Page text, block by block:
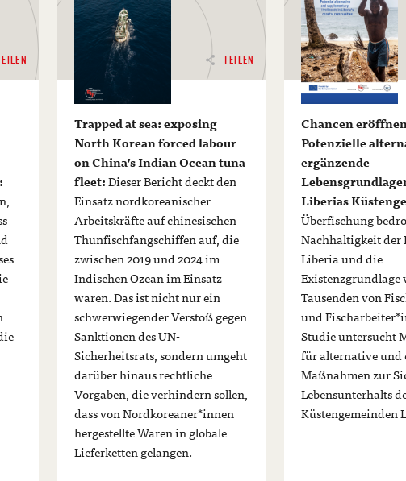
TEILEN
Trapped at sea: exposing
North Korean forced labour
on China’s Indian Ocean tuna
fleet:Dieser Bericht deckt den
Einsatz nordkoreanischer
Arbeitskräfte auf chinesischen
Thunfischfangschiffen auf, die
zwischen 2019 und 2024 im
Indischen Ozean im Einsatz
waren. Das ist nicht nur ein
schwerwiegender Verstoß gegen
Sanktionen des UN-
Sicherheitsrats, sondern umgeht
darüber hinaus rechtliche
Vorgaben, die verhindern sollen,
dass von Nordkoreaner*innen
hergestellte Waren in globale
Lieferketten gelangen.
Chancen
Potenzielle
ergänzende
Liberias
Überfischung
Nachhaltigkeit der
Liberia und die
Existenzgrundlage
Tausenden von
und
Studie untersucht
für alternative und
Maßnahmen zur
Lebensunterhalts
Küstengemeinden